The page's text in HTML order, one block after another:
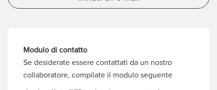
Modulo di contatto
Se desiderate essere contattati da un nostro
collaboratore, compilate il modulo seguente